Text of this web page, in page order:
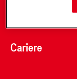
Cariere